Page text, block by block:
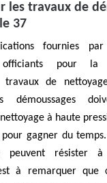
les travaux de
37
fournies
officiants pour la
travaux de
démoussages
à haute
gagner du temps.
peuvent résister à
à remarquer que